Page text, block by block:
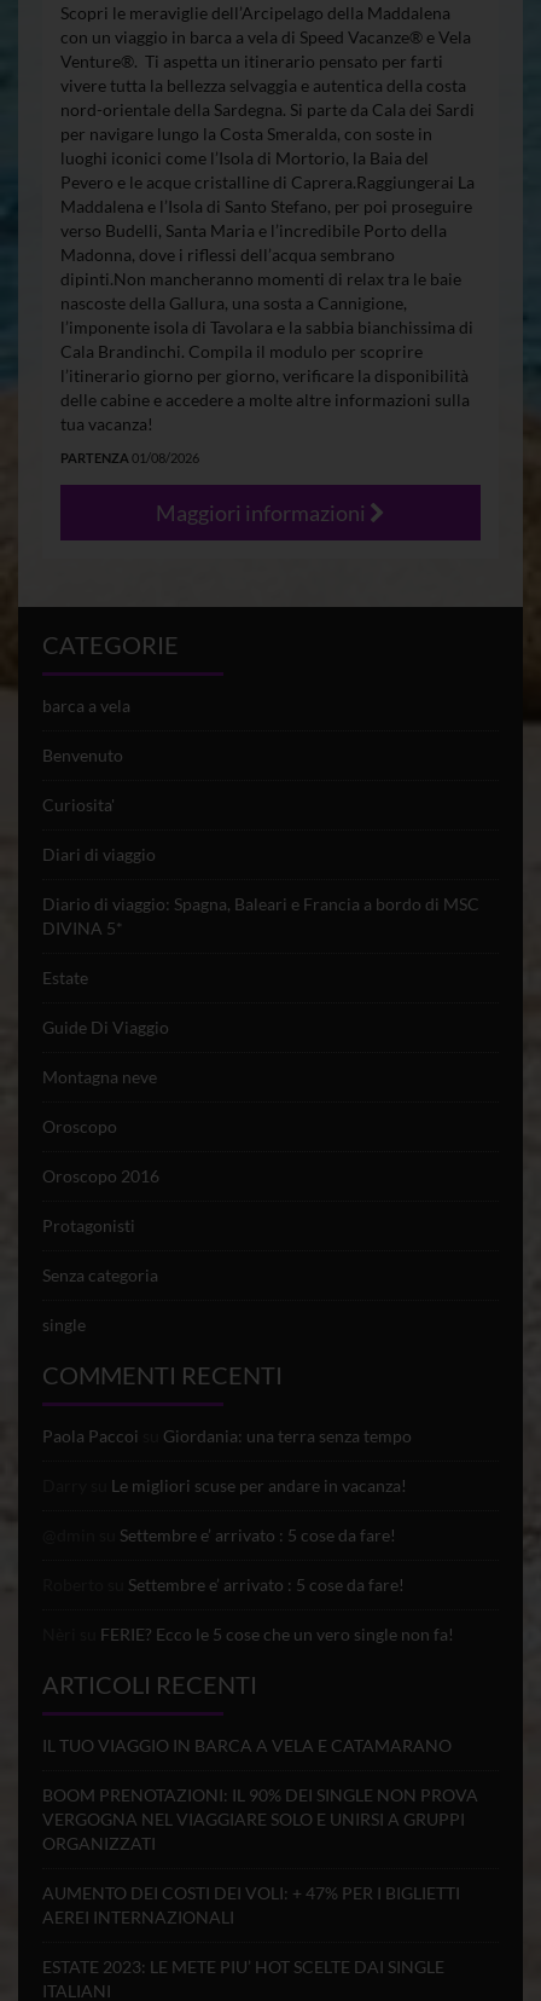
Scopri le meraviglie dell’Arcipelago della Maddalena
con un viaggio in barca a vela di Speed Vacanze® e Vela
Venture®. Ti aspetta un itinerario pensato per farti
vivere tutta la bellezza selvaggia e autentica della costa
nord-orientale della Sardegna. Si parte da Cala dei Sardi
per navigare lungo la Costa Smeralda, con soste in
luoghi iconici come l’Isola di Mortorio, la Baia del
Pevero e le acque cristalline di Caprera.Raggiungerai La
Maddalena e l’Isola di Santo Stefano, per poi proseguire
verso Budelli, Santa Maria e l’incredibile Porto della
Madonna, dove i riflessi dell’acqua sembrano
dipinti.Non mancheranno momenti di relax tra le baie
nascoste della Gallura, una sosta a Cannigione,
l’imponente isola di Tavolara e la sabbia bianchissima di
Cala Brandinchi. Compila il modulo per scoprire
l’itinerario giorno per giorno, verificare la disponibilità
delle cabine e accedere a molte altre informazioni sulla
tua vacanza!
PARTENZA 01/08/2026
Maggiori informazioni
CATEGORIE
barca a vela
Benvenuto
Curiosita'
Diari di viaggio
Diario di viaggio: Spagna, Baleari e Francia a bordo di MSC
DIVINA 5*
Estate
Guide Di Viaggio
Montagna neve
Oroscopo
Oroscopo 2016
Protagonisti
Senza categoria
single
COMMENTI RECENTI
Paola Paccoi Giordania: una terra senza tempo
Le migliori scuse per andare in vacanza!
Settembre e’ arrivato : 5 cose da fare!
Settembre e’ arrivato : 5 cose da fare!
FERIE? Ecco le 5 cose che un vero single non fa!
ARTICOLI RECENTI
IL TUO VIAGGIO IN BARCA A VELA E CATAMARANO
BOOM PRENOTAZIONI: IL 90% DEI SINGLE NON PROVA
VERGOGNA NEL VIAGGIARE SOLO E UNIRSI A GRUPPI
ORGANIZZATI
AUMENTO DEI COSTI DEI VOLI: + 47% PER I BIGLIETTI
AEREI INTERNAZIONALI
ESTATE 2023: LE METE PIU’ HOT SCELTE DAI SINGLE
ITALIANI